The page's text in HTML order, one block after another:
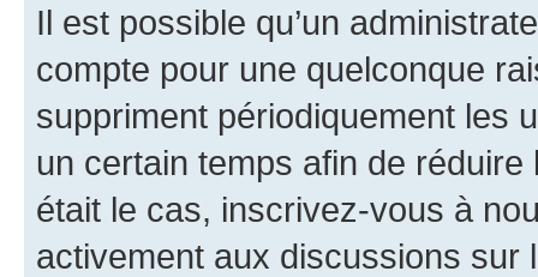
Il est possible qu’un
compte pour une quelconque
suppriment périodiquement les
un certain temps afin de
était le cas, inscrivez-vous à
activement aux discussions sur